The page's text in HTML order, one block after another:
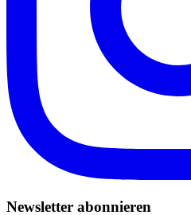
Newsletter abonnieren